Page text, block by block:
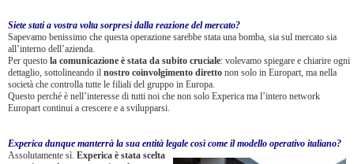
Siete stati a vostra volta sorpresi dalla reazione del mercato?
Sapevamo benissimo che questa operazione sarebbe stata una bomba, sia sul mercato sia
all’interno dell’azienda.
Per questo la comunicazione è stata da subito cruciale: volevamo spiegare e chiarire ogni
dettaglio, sottolineando il nostro coinvolgimento diretto non solo in Europart, ma nella
società che controlla tutte le filiali del gruppo in Europa.
Questo perché è nell’interesse di tutti noi che non solo Experica ma l’intero network
Europart continui a crescere e a svilupparsi.
Experica dunque manterrà la sua entità legale così come il modello operativo italiano?
Assolutamente sì. Experica è stata scelta